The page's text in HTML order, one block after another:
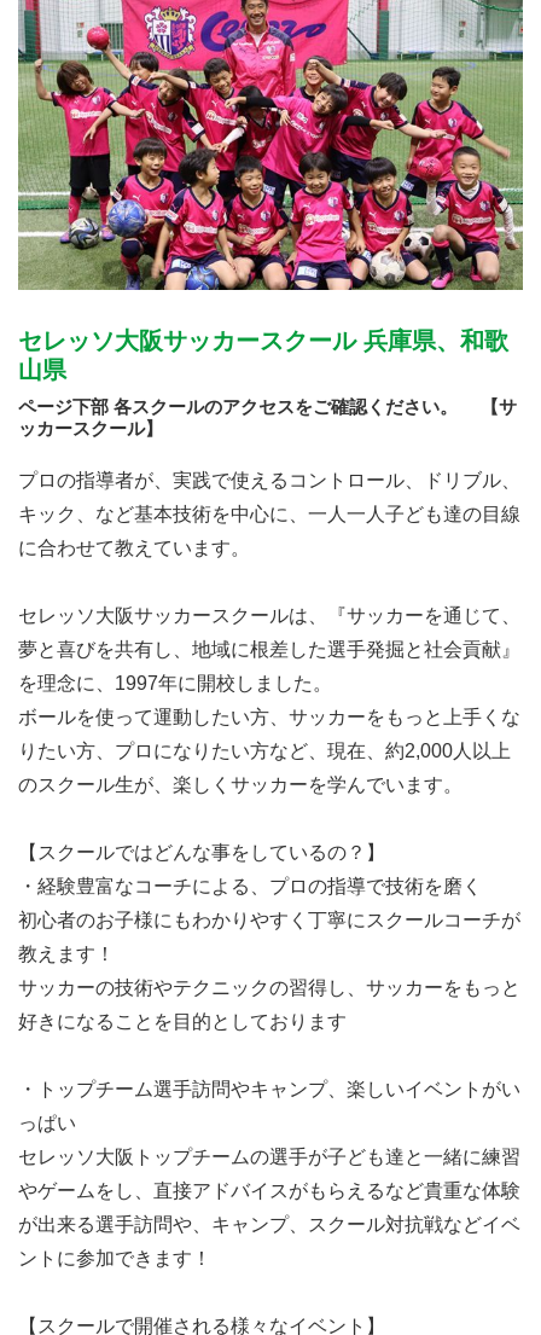
セレッソ大阪サッカースクール 兵庫県、和歌
山県
ページ下部 各スクールのアクセスをご確認ください。 【サ
ッカースクール】
プロの指導者が、実践で使えるコントロール、ドリブル、
キック、など基本技術を中心に、一人一人子ども達の目線
に合わせて教えています。
セレッソ大阪サッカースクールは、『サッカーを通じて、
夢と喜びを共有し、地域に根差した選手発掘と社会貢献』
を理念に、1997年に開校しました。
ボールを使って運動したい方、サッカーをもっと上手くな
りたい方、プロになりたい方など、現在、約2,000人以上
のスクール生が、楽しくサッカーを学んでいます。
【スクールではどんな事をしているの？】
・経験豊富なコーチによる、プロの指導で技術を磨く
初心者のお子様にもわかりやすく丁寧にスクールコーチが
教えます！
サッカーの技術やテクニックの習得し、サッカーをもっと
好きになることを目的としております
・トップチーム選手訪問やキャンプ、楽しいイベントがい
っぱい
セレッソ大阪トップチームの選手が子ども達と一緒に練習
やゲームをし、直接アドバイスがもらえるなど貴重な体験
が出来る選手訪問や、キャンプ、スクール対抗戦などイベ
ントに参加できます！
【スクールで開催される様々なイベント】